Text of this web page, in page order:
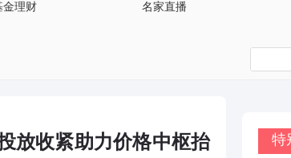
金理财 名家直播
放收紧助力价格中枢抬